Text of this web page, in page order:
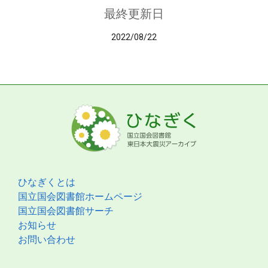
最終更新日
2022/08/22
ひなぎくとは
国立国会図書館ホームページ
国立国会図書館サーチ
お知らせ
お問い合わせ